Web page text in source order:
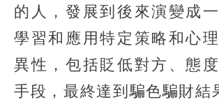
的人，發展到後來演變成
學習和應用特定策略和心
異性，包括貶低對方、態
手段，最終達到騙色騙財結